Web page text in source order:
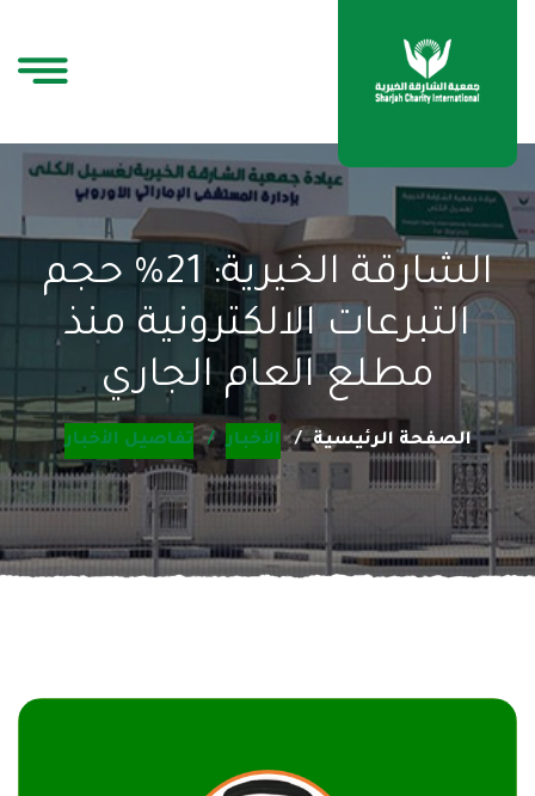
الشارقة الخيرية: 21% حجم
التبرعات الالكترونية منذ
مطلع العام الجاري
الصفحة الرئيسية الأخبار تفاصيل الأخبار